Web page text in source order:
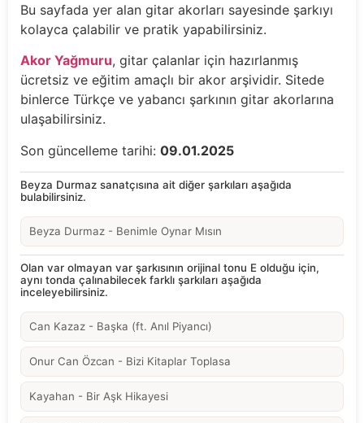
Bu sayfada yer alan gitar akorları sayesinde şarkıyı
kolayca çalabilir ve pratik yapabilirsiniz.
Akor Yağmuru, gitar çalanlar için hazırlanmış
ücretsiz ve eğitim amaçlı bir akor arşividir. Sitede
binlerce Türkçe ve yabancı şarkının gitar akorlarına
ulaşabilirsiniz.
Son güncelleme tarihi: 09.01.2025
Beyza Durmaz sanatçısına ait diğer şarkıları aşağıda
bulabilirsiniz.
Beyza Durmaz - Benimle Oynar Mısın
Olan var olmayan var şarkısının orijinal tonu E olduğu için,
aynı tonda çalınabilecek farklı şarkıları aşağıda
inceleyebilirsiniz.
Can Kazaz - Başka (ft. Anıl Piyancı)
Onur Can Özcan - Bizi Kitaplar Toplasa
Kayahan - Bir Aşk Hikayesi